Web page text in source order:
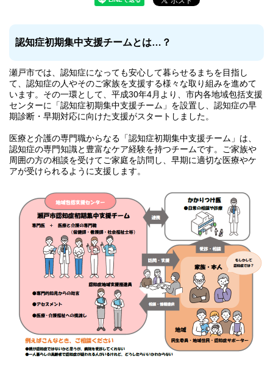
認知症初期集中支援チームとは…？
瀬戸市では、認知症になっても安心して暮らせるまちを目指し
て、認知症の人やそのご家族を支援する様々な取り組みを進めて
います。その一環として、平成30年4月より、市内各地域包括支援
センターに「認知症初期集中支援チーム」を設置し、認知症の早
期診断・早期対応に向けた支援がスタートしました。
医療と介護の専門職からなる「認知症初期集中支援チーム」は、
認知症の専門知識と豊富なケア経験を持つチームです。ご家族や
周囲の方の相談を受けてご家庭を訪問し、早期に適切な医療やケ
アが受けられるように支援します。